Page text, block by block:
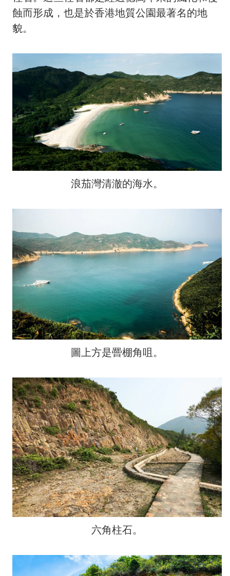
蝕而形成，也是於香港地質公園最著名的地
貌。
浪茄灣清澈的海水。
圖上方是罾棚角咀。
六角柱石。